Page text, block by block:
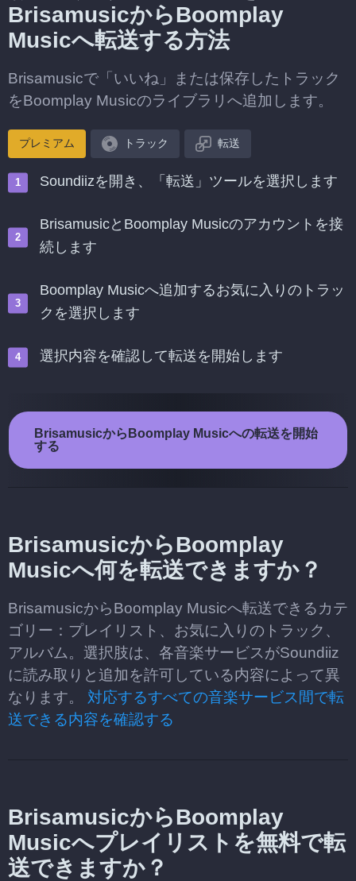
BrisamusicからBoomplay
Musicへ転送する方法
Brisamusicで「いいね」または保存したトラック
をBoomplay Musicのライブラリへ追加します。
プレミアム トラック 転送
Soundiizを開き、「転送」ツールを選択します
BrisamusicとBoomplay Musicのアカウントを接
続します
Boomplay Musicへ追加するお気に入りのトラッ
クを選択します
選択内容を確認して転送を開始します
BrisamusicからBoomplay Musicへの転送を開始
する
BrisamusicからBoomplay
Musicへ何を転送できますか？
BrisamusicからBoomplay Musicへ転送できるカテ
ゴリー：プレイリスト、お気に入りのトラック、
アルバム。選択肢は、各音楽サービスがSoundiiz
に読み取りと追加を許可している内容によって異
なります。 対応するすべての音楽サービス間で転
送できる内容を確認する
BrisamusicからBoomplay
Musicへプレイリストを無料で転
送できますか？